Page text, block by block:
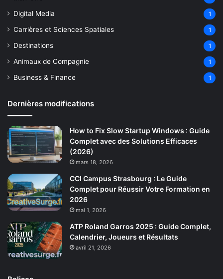
Digital Media 1
Carrières et Sciences Spatiales 1
Destinations 1
Animaux de Compagnie 1
Business & Finance 1
Dernières modifications
How to Fix Slow Startup Windows : Guide
Complet avec des Solutions Efficaces
(2026)
mars 18, 2026
CCI Campus Strasbourg : Le Guide
Complet pour Réussir Votre Formation en
2026
mai 1, 2026
ATP Roland Garros 2025 : Guide Complet,
Calendrier, Joueurs et Résultats
avril 21, 2026